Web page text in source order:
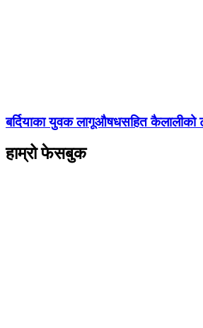
बर्दियाका युवक लागूऔषधसहित कैलालीको
हाम्रो फेसबुक